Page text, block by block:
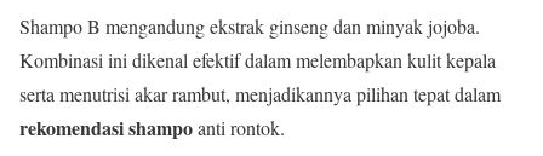
Shampo B mengandung ekstrak ginseng dan minyak jojoba.
Kombinasi ini dikenal efektif dalam melembapkan kulit kepala
serta menutrisi akar rambut, menjadikannya pilihan tepat dalam
rekomendasi shampoanti rontok.